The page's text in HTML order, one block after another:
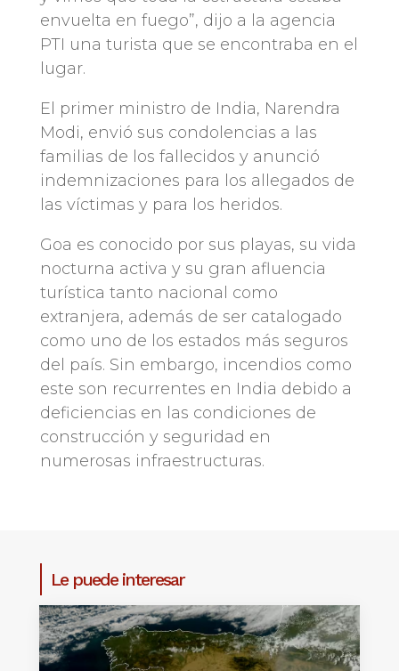
envuelta en fuego”, dijo a la agencia
PTI una turista que se encontraba en el
lugar.
El primer ministro de India, Narendra
Modi, envió sus condolencias a las
familias de los fallecidos y anunció
indemnizaciones para los allegados de
las víctimas y para los heridos.
Goa es conocido por sus playas, su vida
nocturna activa y su gran afluencia
turística tanto nacional como
extranjera, además de ser catalogado
como uno de los estados más seguros
del país. Sin embargo, incendios como
este son recurrentes en India debido a
deficiencias en las condiciones de
construcción y seguridad en
numerosas infraestructuras.
Le puede interesar